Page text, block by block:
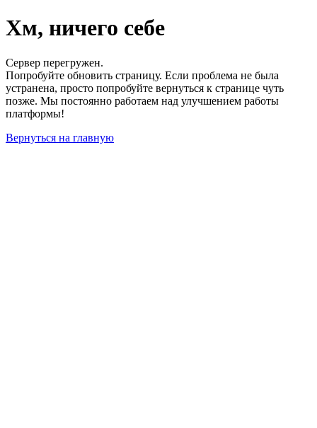
Хм, ничего себе
Сервер перегружен.
Попробуйте обновить страницу. Если проблема не была
устранена, просто попробуйте вернуться к странице чуть
позже. Мы постоянно работаем над улучшением работы
платформы!
Вернуться на главную